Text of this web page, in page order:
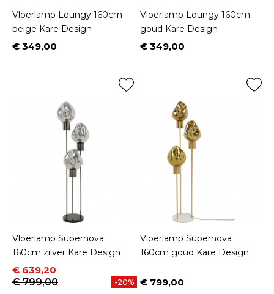
Vloerlamp Loungy 160cm
beige Kare Design
Prijs
€ 349,00
Vloerlamp Loungy 160cm
goud Kare Design
Prijs
€ 349,00
Vloerlamp Supernova
160cm zilver Kare Design
Prijs
€ 639,20
Normale prijs
€ 799,00
-20%
Vloerlamp Supernova
160cm goud Kare Design
Prijs
€ 799,00